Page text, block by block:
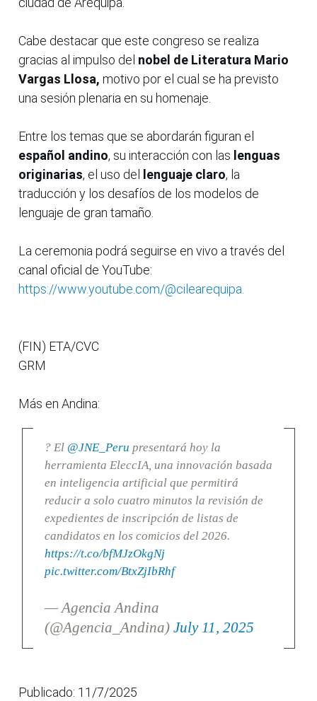
Cabe destacar que este congreso se realiza
gracias al impulso del nobel de Literatura Mario
Vargas Llosa, motivo por el cual se ha previsto
una sesión plenaria en su homenaje.
Entre los temas que se abordarán figuran el
español andino, su interacción con las lenguas
originarias, el uso del lenguaje claro, la
traducción y los desafíos de los modelos de
lenguaje de gran tamaño.
La ceremonia podrá seguirse en vivo a través del
canal oficial de YouTube:
https://www.youtube.com/@cilearequipa.
(FIN) ETA/CVC
GRM
Más en Andina:
? El @JNE_Peru presentará hoy la
herramienta EleccIA, una innovación basada
en inteligencia artificial que permitirá
reducir a solo cuatro minutos la revisión de
expedientes de inscripción de listas de
candidatos en los comicios del 2026.
https://t.co/bfMJzOkgNj
pic.twitter.com/BtxZjIbRhf
— Agencia Andina
(@Agencia_Andina) July 11, 2025
Publicado: 11/7/2025